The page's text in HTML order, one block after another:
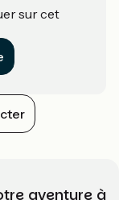
sur cet
aventure à